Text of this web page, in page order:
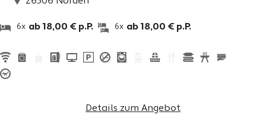
6x ab 18,00 € p.P. 6x ab 18,00 € p.P.
Details zum Angebot